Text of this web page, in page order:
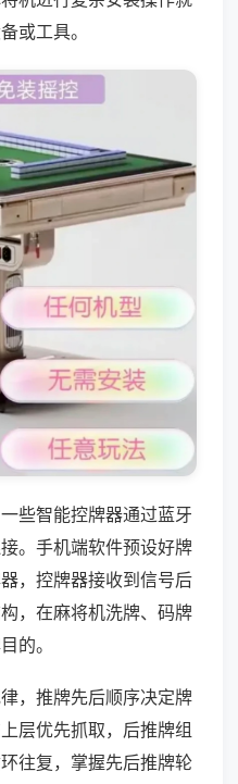
或工具。
些智能控牌器通过蓝牙
。手机端软件预设好牌
，控牌器接收到信号后
，在麻将机洗牌、码牌
的。
，推牌先后顺序决定牌
层优先抓取，后推牌组
往复，掌握先后推牌轮